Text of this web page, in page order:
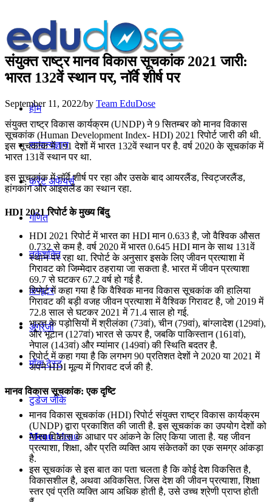
होम
सामान्यज्ञान
करेंट अफेयर्स
गणित
तर्कशक्ति
कंप्यूटर
अंग्रेजी
मॉक टेस्ट
टुडेज जीके
Menu Menu
संयुक्त राष्ट्र मानव विकास सूचकांक 2021 जारी:
भारत 132वें स्थान पर, नॉर्वे शीर्ष पर
September 11, 2022/by Team EduDose
संयुक्त राष्ट्र विकास कार्यक्रम (UNDP) ने 9 सितम्बर को मानव विकास
सूचकांक (Human Development Index- HDI) 2021 रिपोर्ट जारी की थी.
इस सूचकांक में 191 देशों में भारत 132वें स्थान पर है. वर्ष 2020 के सूचकांक में
भारत 131वें स्थान पर था.
इस सूचकांक में नॉर्वे शीर्ष पर रहा और उसके बाद आयरलैंड, स्विट्जरलैंड,
हांगकांग और आइसलैंड का स्थान रहा.
HDI 2021 रिपोर्ट के मुख्य बिंदु
HDI 2021 रिपोर्ट में भारत का HDI मान 0.633 है, जो वैश्विक औसत
0.732 से कम है. वर्ष 2020 में भारत 0.645 HDI मान के साथ 131वें
स्थान पर रहा था. रिपोर्ट के अनुसार इसके लिए जीवन प्रत्याशा में
गिरावट को जिम्मेदार ठहराया जा सकता है. भारत में जीवन प्रत्याशा
69.7 से घटकर 67.2 वर्ष हो गई है.
रिपोर्ट में कहा गया है कि वैश्विक मानव विकास सूचकांक की हालिया
गिरावट की बड़ी वजह जीवन प्रत्याशा में वैश्विक गिरावट है, जो 2019 में
72.8 साल से घटकर 2021 में 71.4 साल हो गई.
भारत के पड़ोसियों में श्रीलंका (73वां), चीन (79वां), बांग्लादेश (129वां),
और भूटान (127वां) भारत से ऊपर है, जबकि पाकिस्तान (161वां),
नेपाल (143वां) और म्यांमार (149वां) की स्थिति बदतर है.
रिपोर्ट में कहा गया है कि लगभग 90 प्रतिशत देशों ने 2020 या 2021 में
अपने HDI मूल्य में गिरावट दर्ज की है.
मानव विकास सूचकांक: एक दृष्टि
मानव विकास सूचकांक (HDI) रिपोर्ट संयुक्त राष्ट्र विकास कार्यक्रम
(UNDP) द्वारा प्रकाशित की जाती है. इस सूचकांक का उपयोग देशों को
मानव विकास के आधार पर आंकने के लिए किया जाता है. यह जीवन
प्रत्याशा, शिक्षा, और प्रति व्यक्ति आय संकेतकों का एक समग्र आंकड़ा
है.
इस सूचकांक से इस बात का पता चलता है कि कोई देश विकसित है,
विकासशील है, अथवा अविकसित. जिस देश की जीवन प्रत्याशा, शिक्षा
स्तर एवं प्रति व्यक्ति आय अधिक होती है, उसे उच्च श्रेणी प्राप्त होती